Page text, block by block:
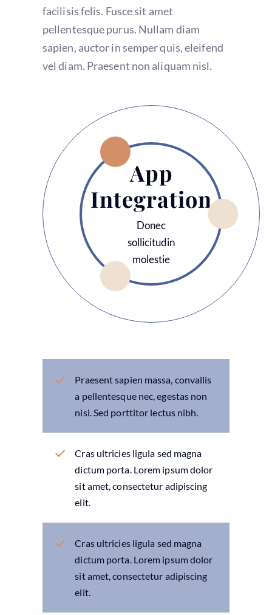
facilisis felis. Fusce sit amet
pellentesque purus. Nullam diam
sapien, auctor in semper quis, eleifend
vel diam. Praesent non aliquam nisl.
App
Integration
Donec
sollicitudin
molestie
Praesent sapien massa, convallis
a pellentesque nec, egestas non
nisi. Sed porttitor lectus nibh.
Cras ultricies ligula sed magna
dictum porta. Lorem ipsum dolor
sit amet, consectetur adipiscing
elit.
Cras ultricies ligula sed magna
dictum porta. Lorem ipsum dolor
sit amet, consectetur adipiscing
elit.